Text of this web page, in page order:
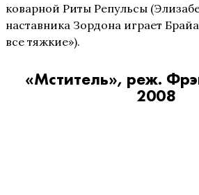
коварной Риты Репульсы
наставника Зордона играет
все тяжкие»).
«Мститель», реж.
2008